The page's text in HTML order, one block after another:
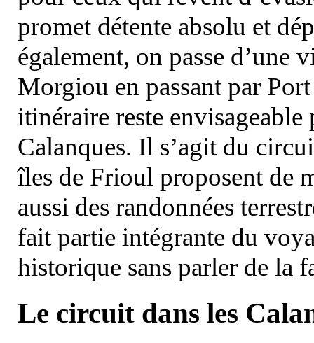
promet détente absolu et
également, on passe d’une
Morgiou en passant par
itinéraire reste
Calanques. Il s’agit du
îles de Frioul proposent de
aussi des randonnées
fait partie intégrante du
historique sans parler de la
Le circuit dans les